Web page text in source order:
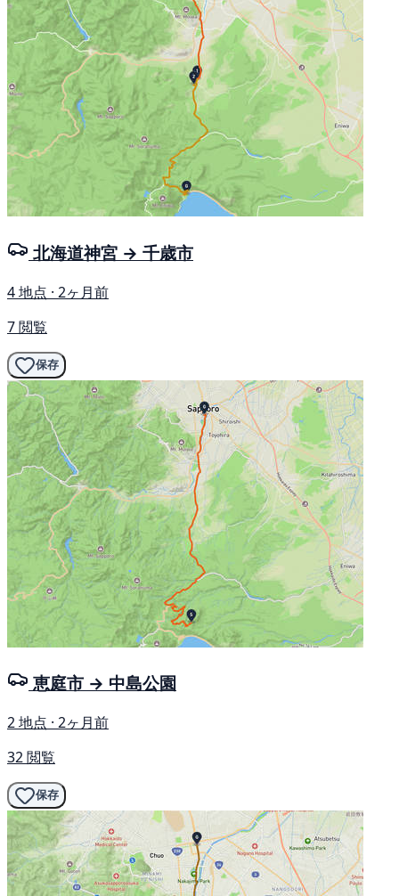
北海道神宮 → 千歳市
4 地点 · 2ヶ月前
7 閲覧
保存
恵庭市 → 中島公園
2 地点 · 2ヶ月前
32 閲覧
保存